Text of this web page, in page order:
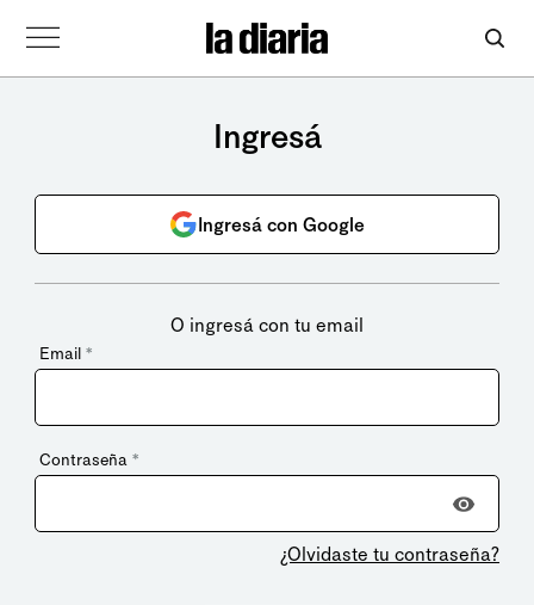
Ingresá
Ingresá con Google
O ingresá con tu email
Email *
Contraseña *
¿Olvidaste tu contraseña?